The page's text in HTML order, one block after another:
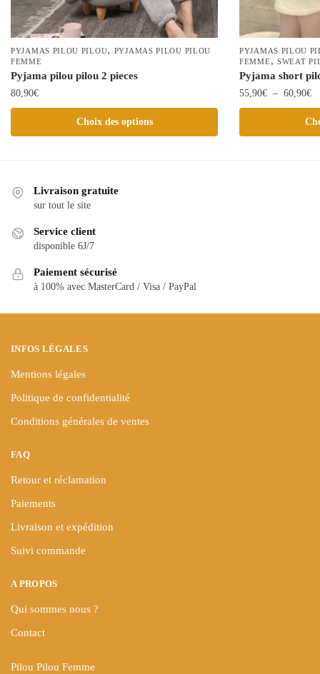
PYJAMAS PILOU PILOU, PYJAMAS PILOU PILOU
FEMME
Pyjama pilou pilou 2 pieces
80,90€
Choix des options
produit
variations.
peuvent
choisies
PYJAMAS PILOU
FEMME, SWEAT
Pyjama short
55,90€ – 60,90€
de
produit
Livraison gratuite
sur tout le site
Service client
disponible 6J/7
Paiement sécurisé
à 100% avec MasterCard / Visa / PayPal
INFOS LÉGALES
Mentions légales
Politique de confidentialité
Conditions générales de ventes
FAQ
Retour et réclamation
Paiements
Livraison et expédition
Suivi commande
A PROPOS
Qui sommes nous ?
Contact
Pilou Pilou Femme